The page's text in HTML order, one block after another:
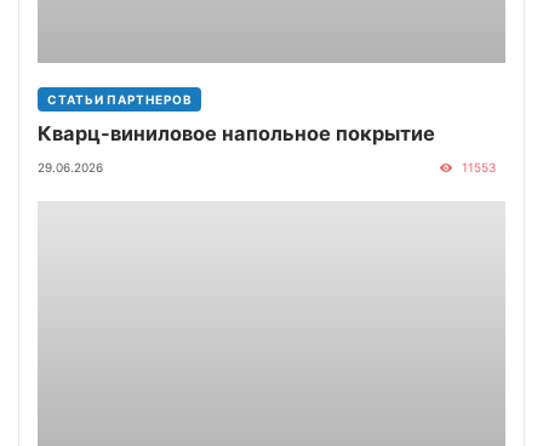
СТАТЬИ ПАРТНЕРОВ
Кварц-виниловое напольное покрытие
29.06.2026 11553